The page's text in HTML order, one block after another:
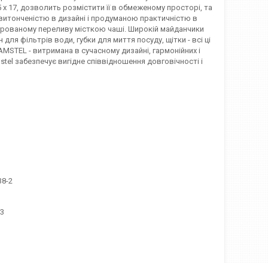
17, дозволить розмістити її в обмеженому просторі, та
в дизайні і продуманою практичністю в
переливу місткою чаші. Широкій майданчики
фільтрів води, губки для миття посуду, щітки - всі ці
- витримана в сучасному дизайні, гармонійних і
забезпечує вигідне співвідношення довговічності і
2